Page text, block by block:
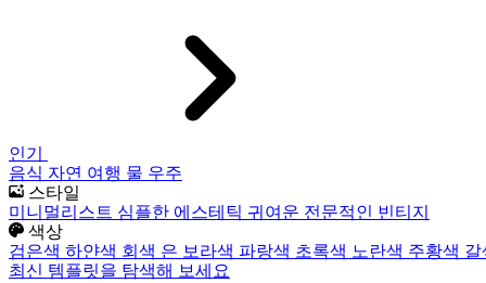
인기
음식 자연 여행 물 우주
스타일
미니멀리스트 심플한 에스테틱 귀여운 전문적인 빈티지
색상
검은색 하얀색 회색 은 보라색 파랑색 초록색 노란색 주황색
최신 템플릿을 탐색해 보세요